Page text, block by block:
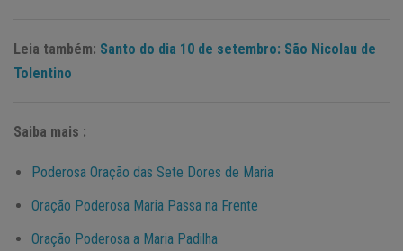
Leia também: Santo do dia 10 de setembro: São Nicolau de
Tolentino
Saiba mais :
Poderosa Oração das Sete Dores de Maria
Oração Poderosa Maria Passa na Frente
Oração Poderosa a Maria Padilha